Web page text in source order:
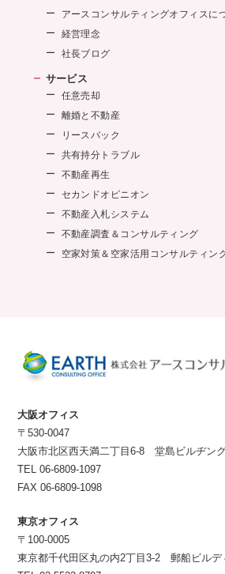
アースコンサルティングオフィスに
経営理念
社長ブログ
サービス
任意売却
離婚と不動産
リースバック
共有持分トラブル
不動産再生
セカンドオピニオン
不動産入札システム
不動産調査＆コンサルティング
空家対策＆空家活用コンサルティン
大阪オフィス
〒530-0047
大阪市北区西天満二丁目6-8 堂島ビルヂン
TEL 06-6809-1097
FAX 06-6809-1098
東京オフィス
〒100-0005
東京都千代田区丸の内2丁目3-2 郵船ビルデ